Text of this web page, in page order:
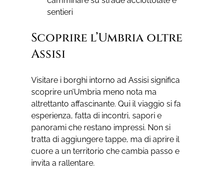
sentieri
Scoprire l’Umbria oltre
Assisi
Visitare i borghi intorno ad Assisi significa
scoprire un’Umbria meno nota ma
altrettanto affascinante. Qui il viaggio si fa
esperienza, fatta di incontri, sapori e
panorami che restano impressi. Non si
tratta di aggiungere tappe, ma di aprire il
cuore a un territorio che cambia passo e
invita a rallentare.